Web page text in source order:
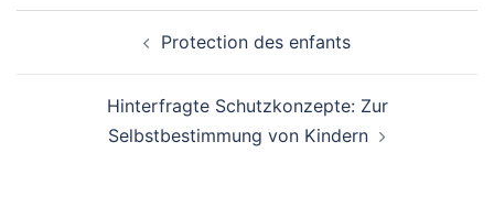
Protection des enfants
Hinterfragte Schutzkonzepte: Zur
Selbstbestimmung von Kindern